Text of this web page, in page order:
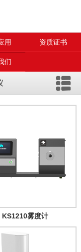
用 资质证书
们
KS1210雾度计